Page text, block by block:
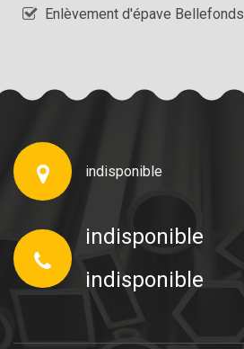
Enlèvement d'épave Bellefonds
indisponible
indisponible
indisponible